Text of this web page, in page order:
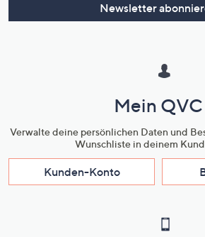
Newsletter
Mein QVC
Verwalte deine persönlichen Daten und
Wunschliste in deinem
Kunden-Konto